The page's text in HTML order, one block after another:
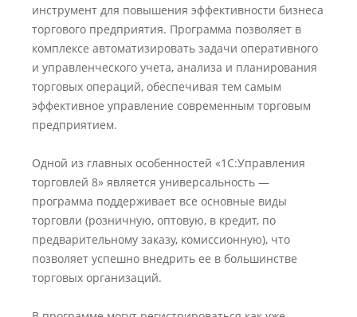
инструмент для повышения эффективности бизнеса
торгового предприятия. Программа позволяет в
комплексе автоматизировать задачи оперативного
и управленческого учета, анализа и планирования
торговых операций, обеспечивая тем самым
эффективное управление современным торговым
предприятием.
Одной из главных особенностей «1С:Управления
торговлей 8» является универсальность —
программа поддерживает все основные виды
торговли (розничную, оптовую, в кредит, по
предварительному заказу, комиссионную), что
позволяет успешно внедрить ее в большинстве
торговых организаций.